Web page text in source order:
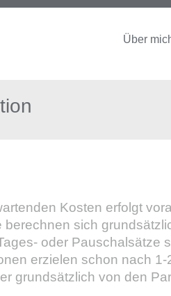
Über
Kosten erfolgt
berechnen sich
oder Pauschalsätze
erzielen schon nach
grundsätzlich von den